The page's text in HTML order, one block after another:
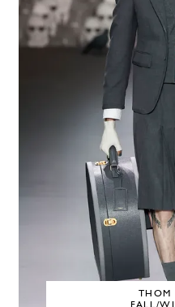
THOM